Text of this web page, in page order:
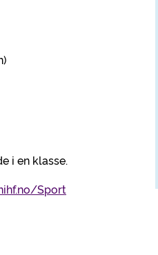
i en klasse.
Sport